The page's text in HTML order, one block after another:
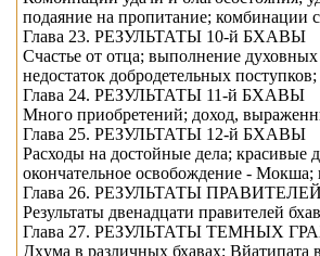
подаяние на пропитание; комбинации
Глава 23. РЕЗУЛЬТАТЫ 10-й БХAВЫ
Счастье от отца; выполнение
недостаток добродетельных
Глава 24. РЕЗУЛЬТАТЫ 11-й БХAВЫ
Много приобретений; доход,
Глава 25. РЕЗУЛЬТАТЫ 12-й БХAВЫ
Расходы на достойные дела; красивые
окончательное освобождение - Мокша;
Глава 26. РЕЗУЛЬТАТЫ
Результаты двенадцати правителей
Глава 27. РЕЗУЛЬТАТЫ ТЕМНЫХ
Дхyма в различных бхaвах; Вйатипата